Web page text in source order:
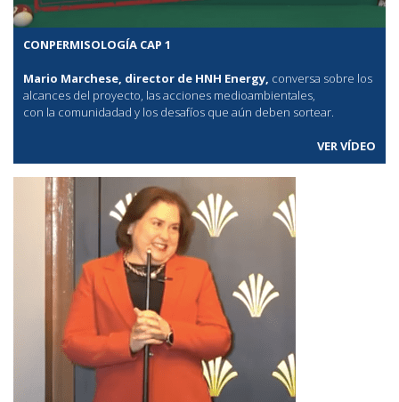
CONPERMISOLOGÍA CAP 1
Mario Marchese, director de HNH Energy, conversa sobre los
alcances del proyecto, las acciones medioambientales,
con la comunidadad y los desafíos que aún deben sortear.
VER VÍDEO